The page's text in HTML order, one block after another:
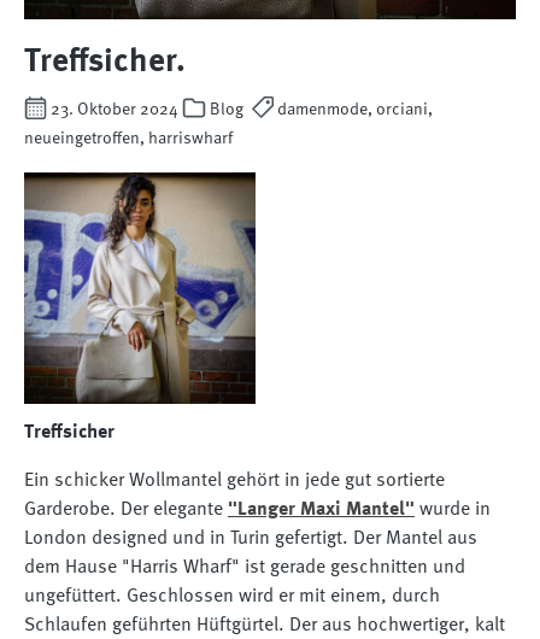
Treffsicher.
23. Oktober 2024 Blog
damenmode, orciani,
neueingetroffen, harriswharf
Treffsicher
Ein schicker Wollmantel gehört in jede gut sortierte
Garderobe. Der elegante "Langer Maxi Mantel" wurde in
London designed und in Turin gefertigt. Der Mantel aus
dem Hause "Harris Wharf" ist gerade geschnitten und
ungefüttert. Geschlossen wird er mit einem, durch
Schlaufen geführten Hüftgürtel. Der aus hochwertiger, kalt